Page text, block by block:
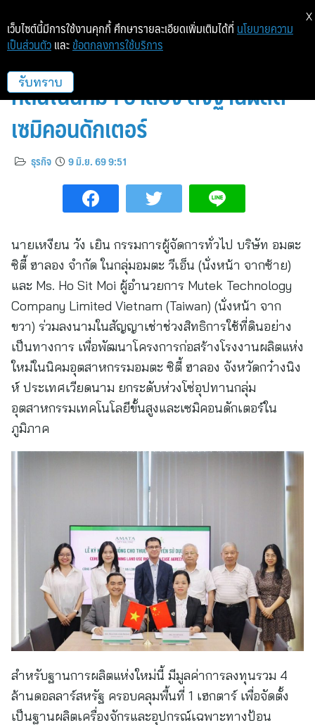
อมตะ วีเอ็น ปิดดีลดึง MUTEK เช่า
ที่ดินในนิคมฯ ฮาลอง ตั้งฐานผลิต
เซมิคอนดักเตอร์
ธุรกิจ 9 มิ.ย. 69 9:51
นายเหงียน วัง เยิน กรรมการผู้จัดการทั่วไป บริษัท อมตะ
ซิตี้ ฮาลอง จำกัด ในกลุ่มอมตะ วีเอ็น (นั่งหน้า จากซ้าย)
และ Ms. Ho Sit Moi ผู้อำนวยการ Mutek Technology
Company Limited Vietnam (Taiwan) (นั่งหน้า จาก
ขวา) ร่วมลงนามในสัญญาเช่าช่วงสิทธิการใช้ที่ดินอย่าง
เป็นทางการ เพื่อพัฒนาโครงการก่อสร้างโรงงานผลิตแห่ง
ใหม่ในนิคมอุตสาหกรรมอมตะ ซิตี้ ฮาลอง จังหวัดกว๋างนิง
ห์ ประเทศเวียดนาม ยกระดับห่วงโซ่อุปทานกลุ่ม
อุตสาหกรรมเทคโนโลยีขั้นสูงและเซมิคอนดักเตอร์ใน
ภูมิภาค
สำหรับฐานการผลิตแห่งใหม่นี้ มีมูลค่าการลงทุนรวม 4
ล้านดอลลาร์สหรัฐ ครอบคลุมพื้นที่ 1 เฮกตาร์ เพื่อจัดตั้ง
เป็นฐานผลิตเครื่องจักรและอุปกรณ์เฉพาะทางป้อน
เว็บไซต์นี้มีการใช้งานคุกกี้ ศึกษารายละเอียดเพิ่มเติมได้ที่ นโยบายความ
เป็นส่วนตัว และ ข้อตกลงการใช้บริการ
รับทราบ
X